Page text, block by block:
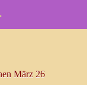
März 26